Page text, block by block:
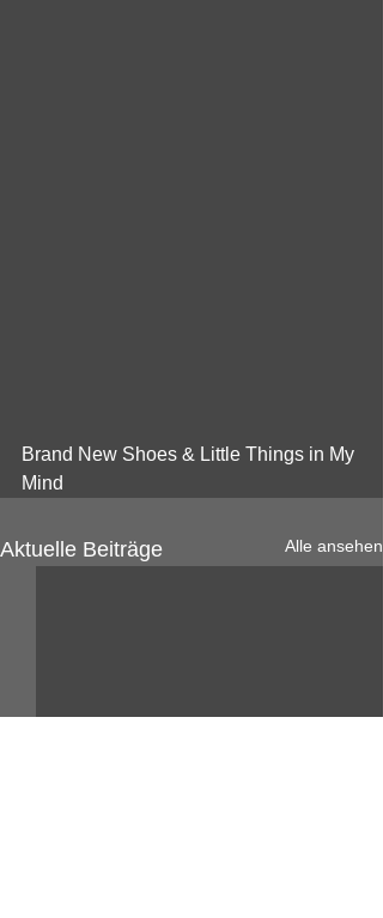
Brand New Shoes & Little Things in My
Mind
Aktuelle Beiträge Alle ansehen